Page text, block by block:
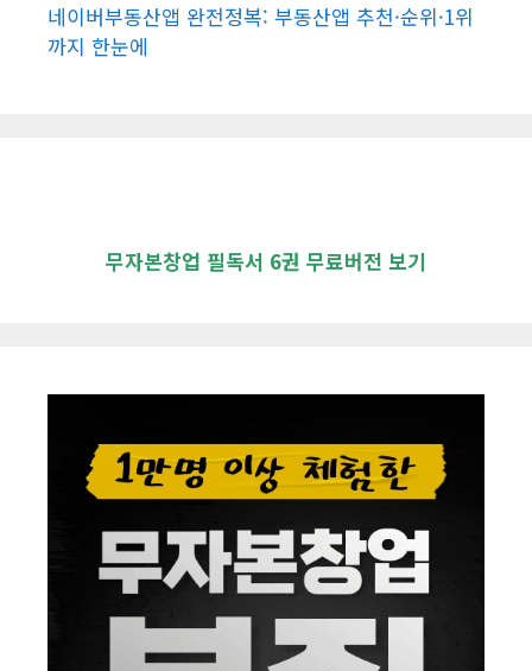
네이버부동산앱 완전정복: 부동산앱 추천·순위·1위
까지 한눈에
무자본창업 필독서 6권 무료버전 보기